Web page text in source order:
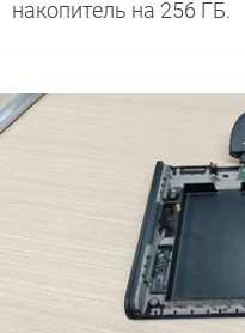
накопитель на 256 ГБ.